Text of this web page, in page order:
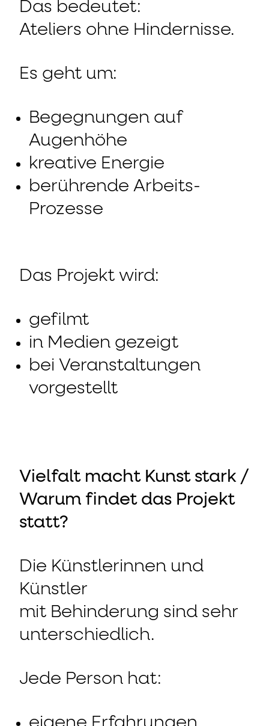
Das bedeutet:
Ateliers ohne Hindernisse.
Es geht um:
Begegnungen auf
Augenhöhe
kreative Energie
berührende Arbeits-
Prozesse
Das Projekt wird:
gefilmt
in Medien gezeigt
bei Veranstaltungen
vorgestellt
Vielfalt macht Kunst stark /
Warum findet das Projekt
statt?
Die Künstlerinnen und
Künstler
mit Behinderung sind sehr
unterschiedlich.
Jede Person hat: